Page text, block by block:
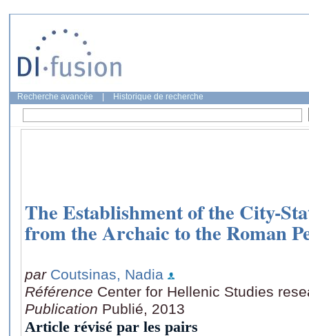
Recherche avancée Historique de recherche
The Establishment of the City-
from the Archaic to the Roman
par Coutsinas, Nadia
Référence Center for Hellenic Studies
Publication Publié, 2013
Article révisé par les pairs